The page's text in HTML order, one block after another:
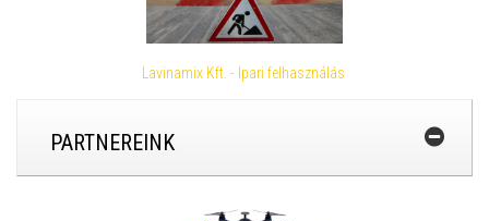
Lavinamix Kft. - Ipari felhasználás
PARTNEREINK